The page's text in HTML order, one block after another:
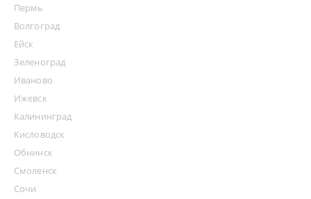
Пермь
Волгоград
Ейск
Зеленоград
Иваново
Ижевск
Калининград
Кисловодск
Обнинск
Смоленск
Сочи